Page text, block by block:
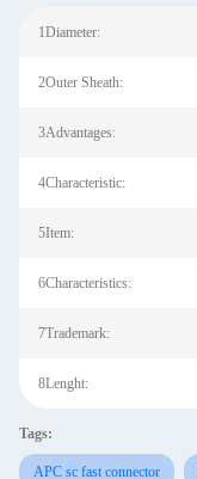
1Diameter:
2Outer Sheath:
3Advantages:
4Characteristic:
5Item:
6Characteristics:
7Trademark:
8Lenght:
Tags:
APC sc fast connector